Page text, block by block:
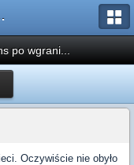
po wgrani...
Oczywiście nie obyło